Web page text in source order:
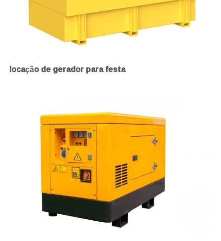
locação de gerador para festa